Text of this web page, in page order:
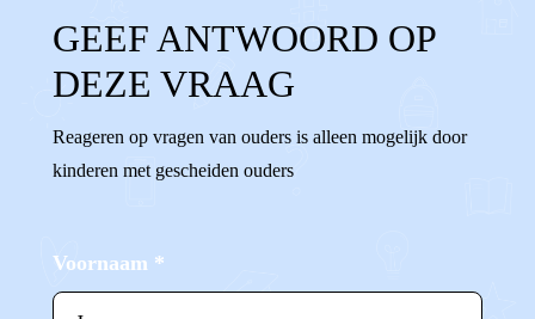
GEEF ANTWOORD OP
DEZE VRAAG
Reageren op vragen van ouders is alleen mogelijk door
kinderen met gescheiden ouders
Voornaam *